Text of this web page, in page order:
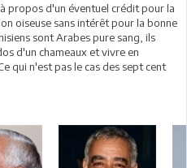
propos d'un éventuel crédit pour la
oiseuse sans intérêt pour la bonne
sont Arabes pure sang, ils
d'un chameaux et vivre en
qui n'est pas le cas des sept cent